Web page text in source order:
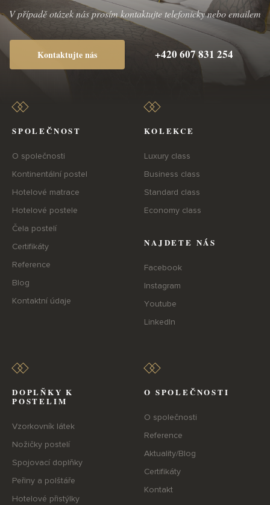
V případě otázek nás prosím kontaktujte telefonicky nebo emailem
Kontaktujte nás +420 607 831 254
SPOLEČNOST
O společnosti
Kontinentální postel
Hotelové matrace
Hotelové postele
Čela postelí
Certifikáty
Reference
Blog
Kontaktní údaje
KOLEKCE
Luxury class
Business class
Standard class
Economy class
NAJDETE NÁS
Facebook
Instagram
Youtube
LinkedIn
DOPLŇKY K
POSTELIM
Vzorkovník látek
Nožičky postelí
Spojovací doplňky
Peřiny a polštáře
Hotelové přistýlky
O SPOLEČNOSTI
O společnosti
Reference
Aktuality/Blog
Certifikáty
Kontakt